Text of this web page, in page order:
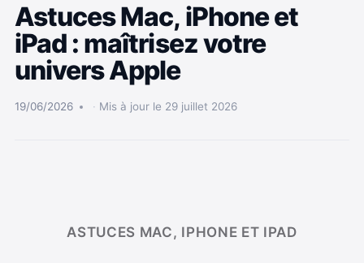
Astuces Mac, iPhone et
iPad : maîtrisez votre
univers Apple
19/06/2026 Mis à jour le 29 juillet 2026
ASTUCES MAC, IPHONE ET IPAD